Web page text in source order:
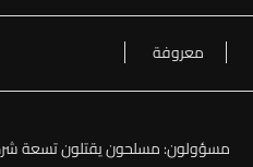
معروفة
مسؤولون: مسلحون يقتلون تسعة